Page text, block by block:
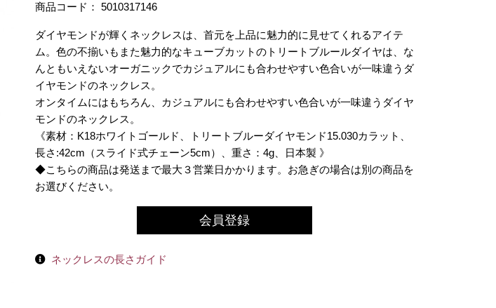
商品コード： 5010317146
ダイヤモンドが輝くネックレスは、首元を上品に魅力的に見せてくれるアイテ
ム。色の不揃いもまた魅力的なキューブカットのトリートブルールダイヤは、な
んともいえないオーガニックでカジュアルにも合わせやすい色合いが一味違うダ
イヤモンドのネックレス。
オンタイムにはもちろん、カジュアルにも合わせやすい色合いが一味違うダイヤ
モンドのネックレス。
《素材：K18ホワイトゴールド、トリートブルーダイヤモンド15.030カラット、
長さ:42cm（スライド式チェーン5cm）、重さ：4g、日本製 》
◆こちらの商品は発送まで最大３営業日かかります。お急ぎの場合は別の商品を
お選びください。
会員登録
ネックレスの長さガイド